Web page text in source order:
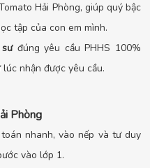
Hải Phòng, giúp quý bậc
tập của con em mình.
đúng yêu cầu PHHS 100%
nhận được yêu cầu.
Phòng
nhanh, vào nếp và tư duy
vào lớp 1.